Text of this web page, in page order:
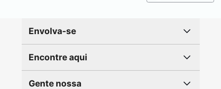
Envolva-se
Encontre aqui
Gente nossa